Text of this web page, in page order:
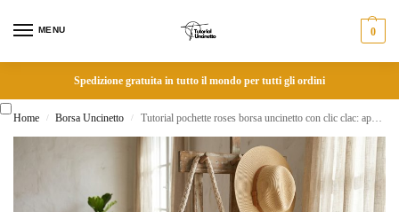
MENU 0
Spedizione gratuita in tutto il mondo per tutti gli ordini
Home / Borsa Uncinetto / Tutorial pochette roses borsa uncinetto con clic clac: applica la chiusura vintage al filato